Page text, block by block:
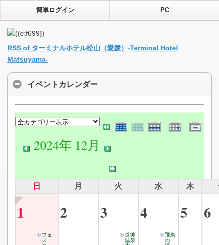
簡単ログイン PC
RSS of ターミナルホテル松山（愛媛）-Terminal Hotel
Matsuyama-
イベントカレンダー
2024年 12月
日 月 火 水 木
1
フェ
ス
2 3
道後
温泉
4
飛鳥
の
5 6